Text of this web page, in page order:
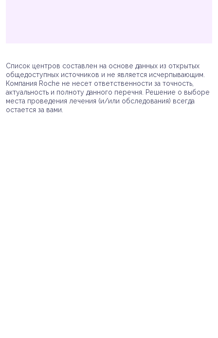
Список центров составлен на основе данных из открытых
общедоступных источников и не является исчерпывающим.
Компания Roche не несет ответственности за точность,
актуальность и полноту данного перечня. Решение о выборе
места проведения лечения (и/или обследования) всегда
остается за вами.